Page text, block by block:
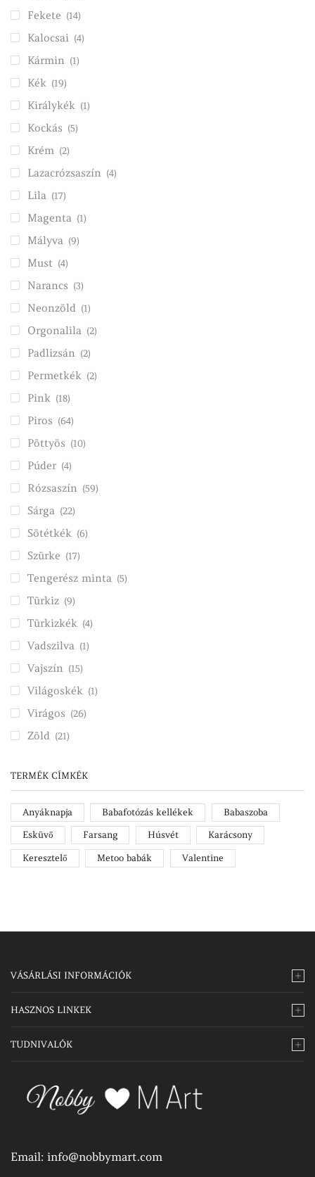
Fekete (14)
Kalocsai (4)
Kármin (1)
Kék (19)
Királykék (1)
Kockás (5)
Krém (2)
Lazacrózsaszín (4)
Lila (17)
Magenta (1)
Mályva (9)
Must (4)
Narancs (3)
Neonzöld (1)
Orgonalila (2)
Padlizsán (2)
Permetkék (2)
Pink (18)
Piros (64)
Pöttyös (10)
Púder (4)
Rózsaszín (59)
Sárga (22)
Sötétkék (6)
Szürke (17)
Tengerész minta (5)
Türkiz (9)
Türkizkék (4)
Vadszilva (1)
Vajszín (15)
Világoskék (1)
Virágos (26)
Zöld (21)
TERMÉK CÍMKÉK
Anyáknapja Babafotózás kellékek
Babaszoba
Esküvő
Farsang Húsvét
Karácsony
Keresztelő
Metoo babák Valentine
VÁSÁRLÁSI INFORMÁCIÓK
HASZNOS LINKEK
TUDNIVALÓK
Email: info@nobbymart.com